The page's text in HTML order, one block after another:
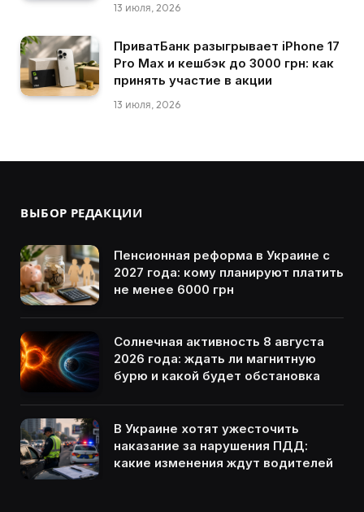
13 июля, 2026
ПриватБанк разыгрывает iPhone 17
Pro Max и кешбэк до 3000 грн: как
принять участие в акции
13 июля, 2026
ВЫБОР РЕДАКЦИИ
Пенсионная реформа в Украине с
2027 года: кому планируют платить
не менее 6000 грн
Солнечная активность 8 августа
2026 года: ждать ли магнитную
бурю и какой будет обстановка
В Украине хотят ужесточить
наказание за нарушения ПДД:
какие изменения ждут водителей